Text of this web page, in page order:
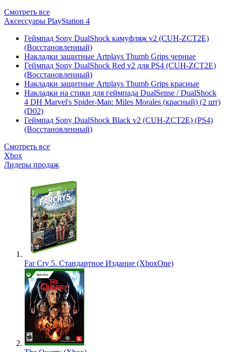
Смотреть все
Аксессуары PlayStation 4
Геймпад Sony DualShock камуфляж v2 (CUH-ZCT2E)
(Восстановленный)
Накладки защитные Artplays Thumb Grips черные
Геймпад Sony DualShock Red v2 для PS4 (CUH-ZCT2E)
(Восстановленный)
Накладки защитные Artplays Thumb Grips красные
Накладки на стики для геймпада DualSense / DualShock
4 DH Marvel's Spider-Man: Miles Morales (красный) (2 шт)
(D02)
Геймпад Sony DualShock Black v2 (CUH-ZCT2E) (PS4)
(Восстановленный)
Смотреть все
Xbox
Лидеры продаж
Far Cry 5. Стандартное Издание (XboxOne)